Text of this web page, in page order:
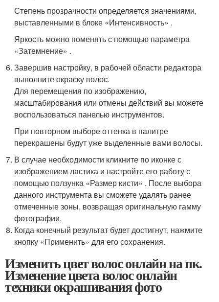
Степень прозрачности определяется значениями,
выставленными в блоке «Интенсивность» .
Яркость можно поменять с помощью параметра
«Затемнение» .
Завершив настройку, в рабочей области редактора
выполните окраску волос.
Для перемещения по изображению,
масштабирования или отмены действий вы можете
воспользоваться панелью инструментов.
При повторном выборе оттенка в палитре
перекрашены будут уже выделенные вами волосы.
В случае необходимости кликните по иконке с
изображением ластика и настройте его работу с
помощью ползунка «Размер кисти» . После выбора
данного инструмента вы сможете удалять ранее
отмеченные зоны, возвращая оригинальную гамму
фотографии.
Когда конечный результат будет достигнут, нажмите
кнопку «Применить» для его сохранения.
Изменить цвет волос онлайн на пк.
Изменение цвета волос онлайн
техники окрашивания фото